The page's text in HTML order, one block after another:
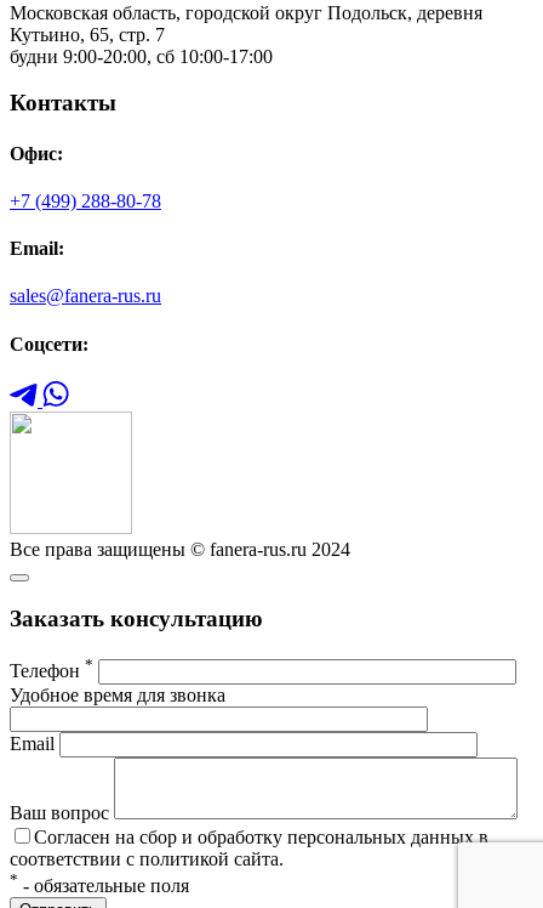
Московская область, городской округ Подольск, деревня
Кутьино, 65, стр. 7
будни 9:00-20:00, сб 10:00-17:00
Контакты
Офис:
+7 (499) 288-80-78
Email:
sales@fanera-rus.ru
Соцсети:
Все права защищены © fanera-rus.ru 2024
Заказать консультацию
Телефон *
Удобное время для звонка
Email
Ваш вопрос
Согласен на сбор и обработку персональных данных в
соответствии с политикой сайта.
* - обязательные поля